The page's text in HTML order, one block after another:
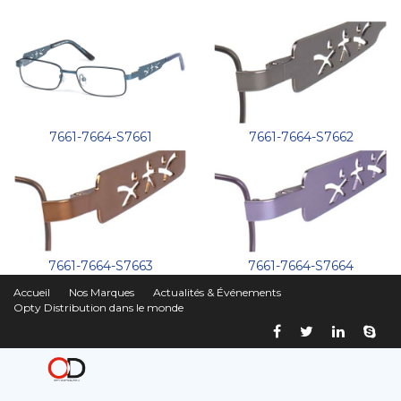
7661-7664-S7661 7661-7664-S7662
7661-7664-S7663 7661-7664-S7664
Accueil Nos Marques
Actualités & Événements
Opty Distribution dans le monde